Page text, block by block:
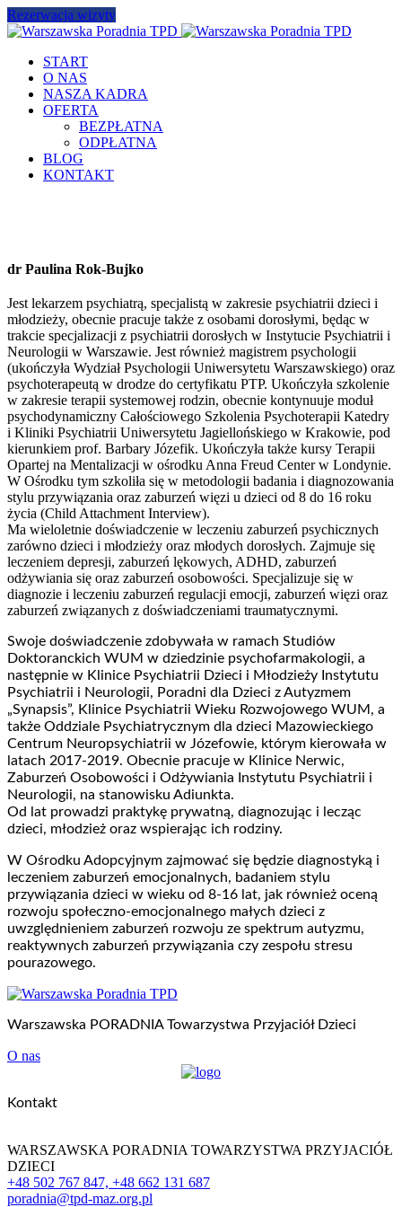
Rezerwacja wizyty
START
O NAS
NASZA KADRA
OFERTA
BEZPŁATNA
ODPŁATNA
BLOG
KONTAKT
dr Paulina Rok-Bujko
Jest lekarzem psychiatrą, specjalistą w zakresie psychiatrii dzieci i
młodzieży, obecnie pracuje także z osobami dorosłymi, będąc w
trakcie specjalizacji z psychiatrii dorosłych w Instytucie Psychiatrii i
Neurologii w Warszawie. Jest również magistrem psychologii
(ukończyła Wydział Psychologii Uniwersytetu Warszawskiego) oraz
psychoterapeutą w drodze do certyfikatu PTP. Ukończyła szkolenie
w zakresie terapii systemowej rodzin, obecnie kontynuuje moduł
psychodynamiczny Całościowego Szkolenia Psychoterapii Katedry
i Kliniki Psychiatrii Uniwersytetu Jagiellońskiego w Krakowie, pod
kierunkiem prof. Barbary Józefik. Ukończyła także kursy Terapii
Opartej na Mentalizacji w ośrodku Anna Freud Center w Londynie.
W Ośrodku tym szkoliła się w metodologii badania i diagnozowania
stylu przywiązania oraz zaburzeń więzi u dzieci od 8 do 16 roku
życia (Child Attachment Interview).
Ma wieloletnie doświadczenie w leczeniu zaburzeń psychicznych
zarówno dzieci i młodzieży oraz młodych dorosłych. Zajmuje się
leczeniem depresji, zaburzeń lękowych, ADHD, zaburzeń
odżywiania się oraz zaburzeń osobowości. Specjalizuje się w
diagnozie i leczeniu zaburzeń regulacji emocji, zaburzeń więzi oraz
zaburzeń związanych z doświadczeniami traumatycznymi.
Swoje doświadczenie zdobywała w ramach Studiów
Doktoranckich WUM w dziedzinie psychofarmakologii, a
następnie w Klinice Psychiatrii Dzieci i Młodzieży Instytutu
Psychiatrii i Neurologii, Poradni dla Dzieci z Autyzmem
„Synapsis”, Klinice Psychiatrii Wieku Rozwojowego WUM, a
także Oddziale Psychiatrycznym dla dzieci Mazowieckiego
Centrum Neuropsychiatrii w Józefowie, którym kierowała w
latach 2017-2019. Obecnie pracuje w Klinice Nerwic,
Zaburzeń Osobowości i Odżywiania Instytutu Psychiatrii i
Neurologii, na stanowisku Adiunkta.
Od lat prowadzi praktykę prywatną, diagnozując i lecząc
dzieci, młodzież oraz wspierając ich rodziny.
W Ośrodku Adopcyjnym zajmować się będzie diagnostyką i
leczeniem zaburzeń emocjonalnych, badaniem stylu
przywiązania dzieci w wieku od 8-16 lat, jak również oceną
rozwoju społeczno-emocjonalnego małych dzieci z
uwzględnieniem zaburzeń rozwoju ze spektrum autyzmu,
reaktywnych zaburzeń przywiązania czy zespołu stresu
pourazowego.
Warszawska PORADNIA Towarzystwa Przyjaciół Dzieci
O nas
Kontakt
WARSZAWSKA PORADNIA TOWARZYSTWA PRZYJACIÓŁ
DZIECI
+48 502 767 847, +48 662 131 687
poradnia@tpd-maz.org.pl